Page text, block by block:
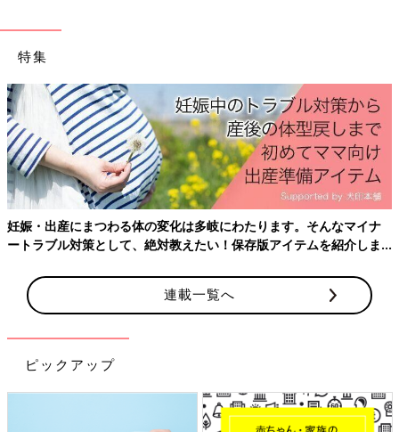
妊娠後期、赤ちゃんが育っていない？ エコー写真で振り返る3人目の出産体験
尻です。少しくびれたところが首、真ん中上下に腕が伸びていま
す。左側、お尻の上下に足が見えます。赤ちゃんの推定体重は
特集
妊娠・出産にまつわる体の変化は多岐にわたります。そんなマイナ
ートラブル対策として、絶対教えたい！保存版アイテムを紹介しま
連載一覧へ
ピックアップ